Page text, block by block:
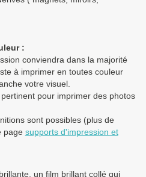
:
conviendra dans la majorité
à imprimer en toutes couleur
votre visuel.
pour imprimer des photos
sont possibles (plus de
page supports d'impression et
un film brillant collé qui